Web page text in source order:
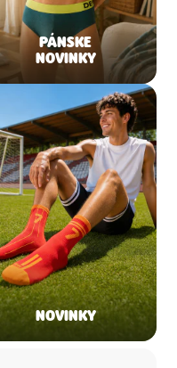
PÁNSKE
NOVINKY
NOVINKY